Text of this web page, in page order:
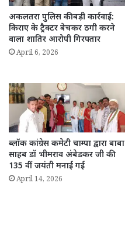
अकलतरा पुलिस की बड़ी कार्रवाई:
किराए के ट्रैक्टर बेचकर ठगी करने
वाला शातिर आरोपी गिरफ्तार
April 6, 2026
ब्लॉक कांग्रेस कमेटी चाम्पा द्वारा बाबा
साहब डॉ भीमराव अंबेडकर जी की
135 वीं जयंती मनाई गई
April 14, 2026